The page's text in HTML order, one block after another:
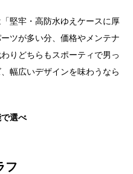
堅牢・高防水ゆえケースに厚
ツが多い分、価格やメンテナ
りどちらもスポーティで男っ
幅広いデザインを味わうなら
選べ
フ